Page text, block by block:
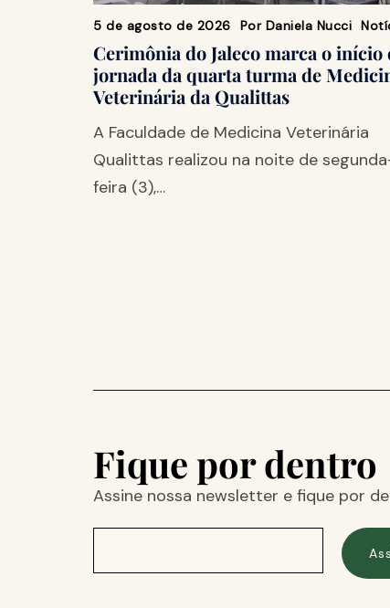
5 de agosto de 2026 Por Daniela Nucci
Cerimônia do Jaleco marca o início
jornada da quarta turma de
Veterinária da Qualittas
A Faculdade de Medicina Veterinária
Qualittas realizou na noite de
feira (3),…
Fique por dentro
Assine nossa newsletter e fique por